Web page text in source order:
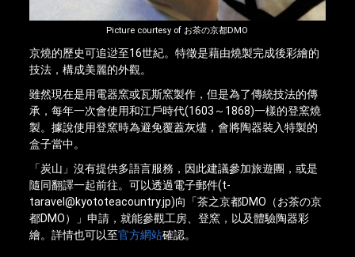
Picture courtesy of お茶の京都DMO
京燒的歷史可追逤至16世紀。特徵是藉由燒製完成後彩繪的
技法，構成美麗的外觀。
雖然現在是用電器窯或瓦斯窯製作，但是為了傳統技法的傳
承，每年一次會使用和江戶時代(1603～1868)一樣的登窯燒
製。據說使用登窯時為避免覆蓋灰燼，會將陶器裝入特製的
盒子當中。
「炭山」沒有提供多語言服務，因此建議參加旅遊團，或是
隨同翻譯一起前往。可以透過電子郵件(t-
taravel@kyototeacountry.jp)向「茶之京都DMO（お茶の京
都DMO）」申請，就能參觀工房、登窯，以及體驗陶器彩
繪。詳情也可以至官方網站確認。